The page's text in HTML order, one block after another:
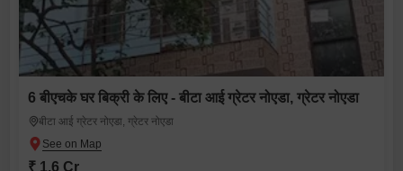
6 बीएचके घर बिक्री के लिए - बीटा आई ग्रेटर नोएडा, ग्रेटर नोएडा
बीटा आई ग्रेटर नोएडा, ग्रेटर नोएडा
₹ 1.6 Cr